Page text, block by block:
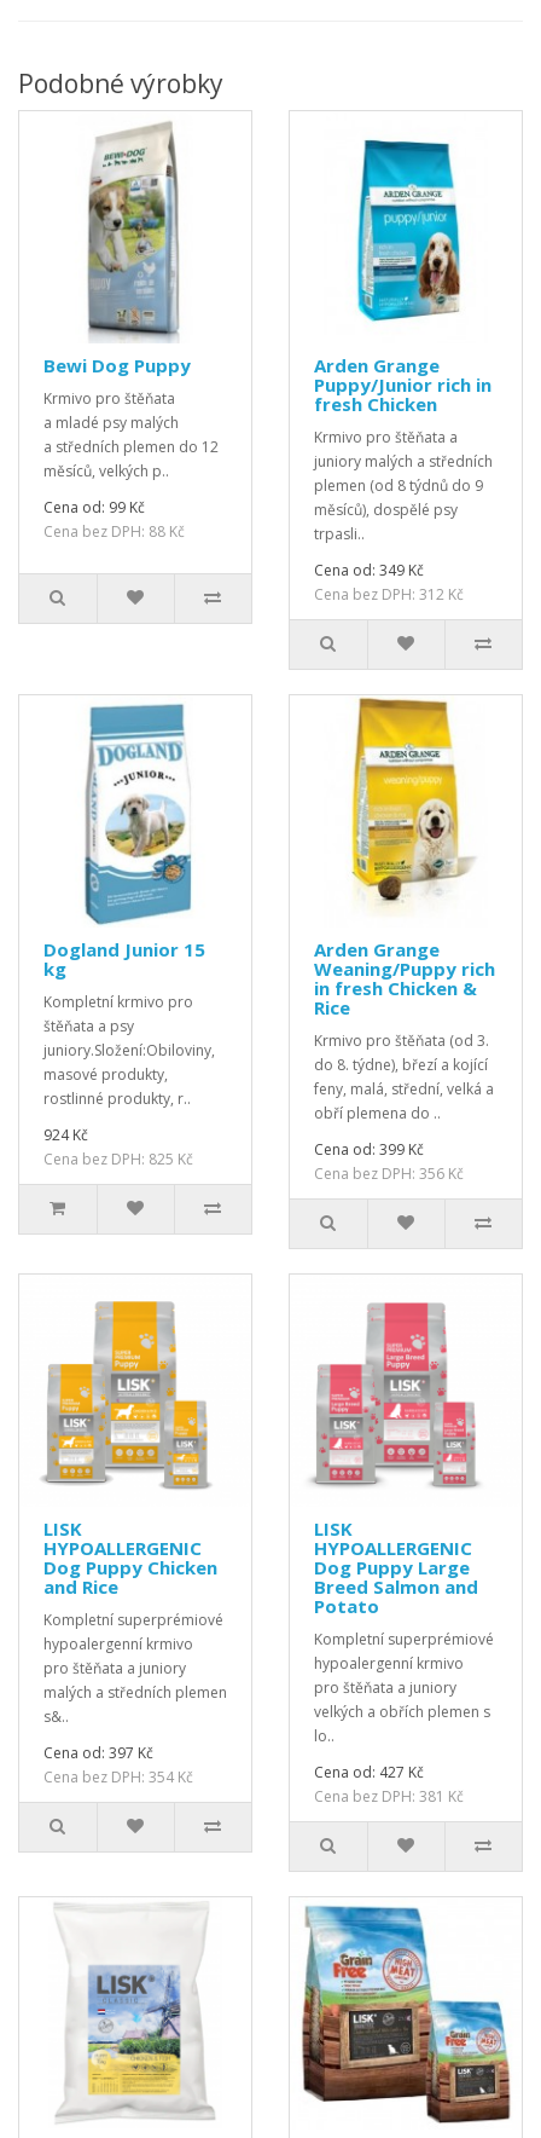
Podobné výrobky
Bewi Dog Puppy
Krmivo pro štěňata
a mladé psy malých
a středních plemen do 12
měsíců, velkých p..
Cena od: 99 Kč
Cena bez DPH: 88 Kč
Arden Grange
Puppy/Junior rich in
fresh Chicken
Krmivo pro štěňata a
juniory malých a středních
plemen (od 8 týdnů do 9
měsíců), dospělé psy
trpasli..
Cena od: 349 Kč
Cena bez DPH: 312 Kč
Dogland Junior 15
kg
Kompletní krmivo pro
štěňata a psy
juniory.Složení:Obiloviny,
masové produkty,
rostlinné produkty, r..
924 Kč
Cena bez DPH: 825 Kč
Arden Grange
Weaning/Puppy rich
in fresh Chicken &
Rice
Krmivo pro štěňata (od 3.
do 8. týdne), březí a kojící
feny, malá, střední, velká a
obří plemena do ..
Cena od: 399 Kč
Cena bez DPH: 356 Kč
LISK
HYPOALLERGENIC
Dog Puppy Chicken
and Rice
Kompletní superprémiové
hypoalergenní krmivo
pro štěňata a juniory
malých a středních plemen
s&..
Cena od: 397 Kč
Cena bez DPH: 354 Kč
LISK
HYPOALLERGENIC
Dog Puppy Large
Breed Salmon and
Potato
Kompletní superprémiové
hypoalergenní krmivo
pro štěňata a juniory
velkých a obřích plemen s
lo..
Cena od: 427 Kč
Cena bez DPH: 381 Kč